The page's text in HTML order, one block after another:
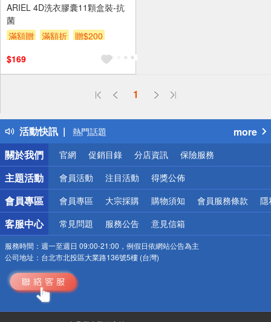
ARIEL 4D洗衣膠囊11顆盒裝-抗
菌
滿額贈
滿額折
贈$200
$169
1
活動快訊
偏遠地區配送
得獎公告
熱門話題
銀行優惠
偏遠地區配送
詐騙網頁！請小心！
more
關於我們
官網 促銷目錄 分店資訊 保險服務
主題活動 會員活動 注目活動 得獎公佈
會員專區 會員專區 大宗採購 購物須知 會員服務條款 隱
客服中心 常見問題 服務公告 意見信箱
服務時間： 週一至週日 09:00-21:00，例假日依網站公告為主
公司地址： 台北市北投區大業路136號5樓 (台灣)